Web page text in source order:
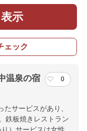
示
ェック
温泉の宿
0
たサービスがあり、
鉄板焼きレストラン